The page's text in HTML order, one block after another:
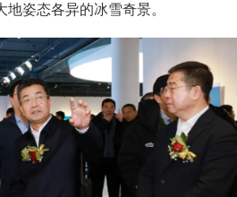
姿态各异的冰雪奇景。